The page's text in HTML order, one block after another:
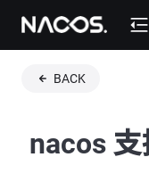
BACK
nacos